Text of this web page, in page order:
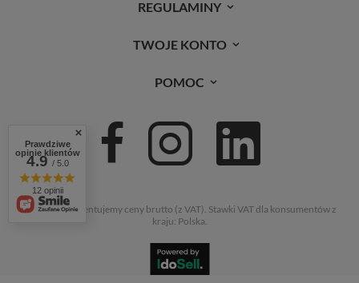
REGULAMINY
TWOJE KONTO
POMOC
W sklepie prezentujemy ceny brutto (z VAT). Stawki VAT dla konsumentów z
kraju: Polska.
Prawdziwe
opinie klientów
4.9/ 5.0
12 opinii